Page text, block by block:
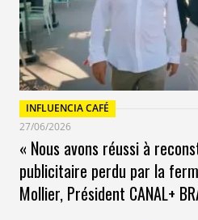
INFLUENCIA CAFÉ
27/06/2026
« Nous avons réussi à
publicitaire perdu par la
Mollier, Président CANAL+